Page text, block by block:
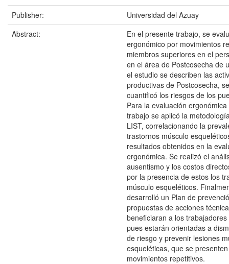
Publisher:
Universidad del Azuay
Abstract:
En el presente trabajo, se
ergonómico por movimientos
miembros superiores en el
en el área de Postcosecha de
el estudio se describen las
productivas de Postcosecha,
cuantificó los riesgos de los
Para la evaluación
trabajo se aplicó la
LIST, correlacionando la
trastornos músculo
resultados obtenidos en la
ergonómica. Se realizó el
ausentismo y los costos
por la presencia de estos los
músculo esqueléticos.
desarrolló un Plan de
propuestas de acciones
beneficiaran a los
pues estarán orientadas a
de riesgo y prevenir lesiones
esqueléticas, que se
movimientos repetitivos.